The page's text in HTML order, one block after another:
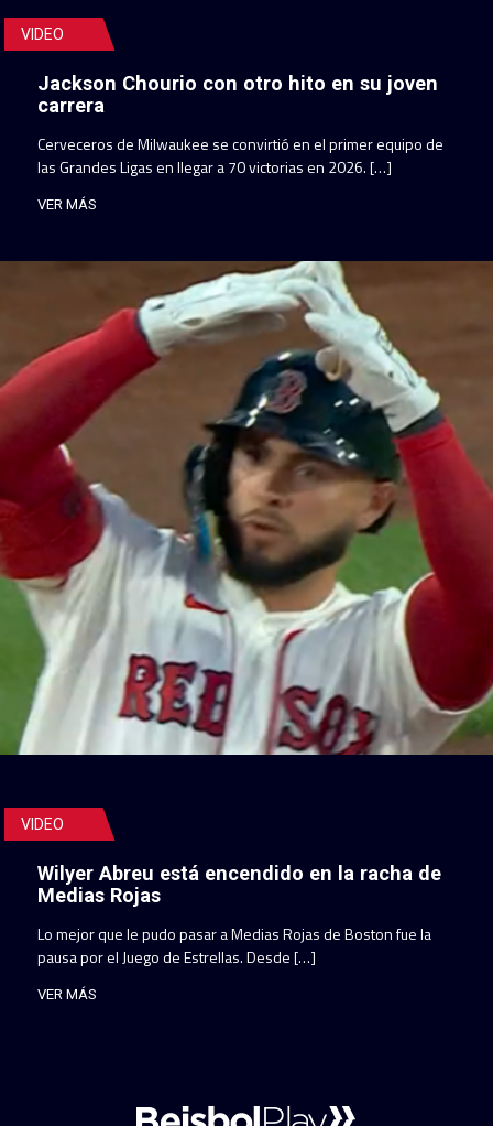
VIDEO
Jackson Chourio con otro hito en su joven
carrera
Cerveceros de Milwaukee se convirtió en el primer equipo de
las Grandes Ligas en llegar a 70 victorias en 2026. […]
VER MÁS
VIDEO
Wilyer Abreu está encendido en la racha de
Medias Rojas
Lo mejor que le pudo pasar a Medias Rojas de Boston fue la
pausa por el Juego de Estrellas. Desde […]
VER MÁS